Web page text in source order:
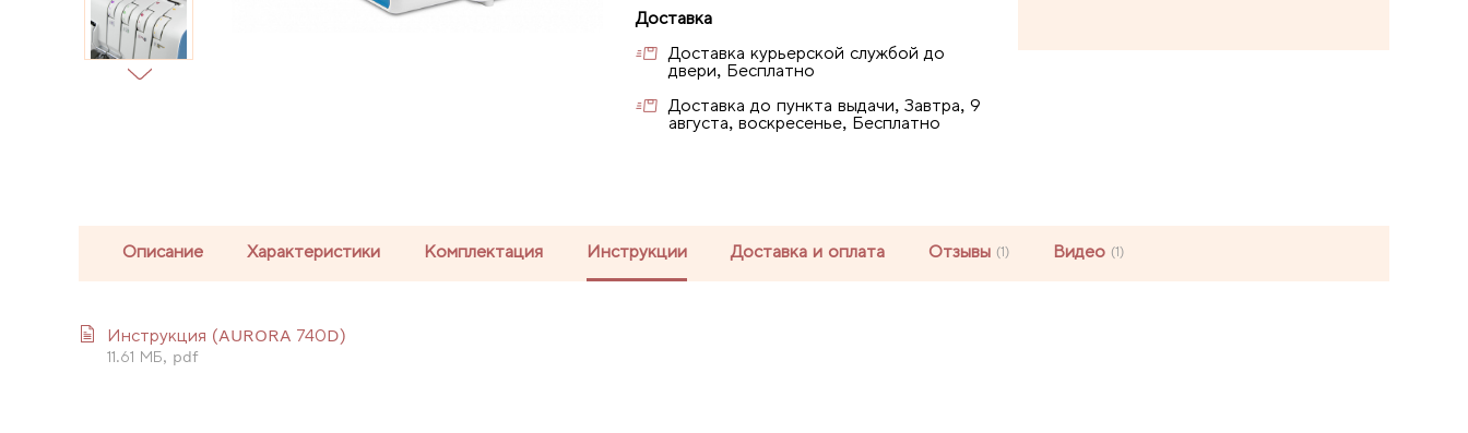
Доставка
Доставка курьерской службой до
двери, Бесплатно
Доставка до пункта выдачи, Завтра, 9
августа, воскресенье, Бесплатно
Описание Характеристики Комплектация Инструкции Доставка и оплата Отзывы (1) Видео (1)
Инструкция (AURORA 740D)
11.61 МБ, pdf